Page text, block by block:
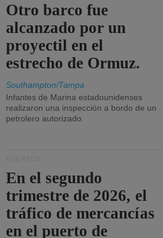
Otro barco fue
alcanzado por un
proyectil en el
estrecho de Ormuz.
Southampton/Tampa
Infantes de Marina estadounidenses
realizaron una inspección a bordo de un
petrolero autorizado.
En el segundo
trimestre de 2026, el
tráfico de mercancías
en el puerto de